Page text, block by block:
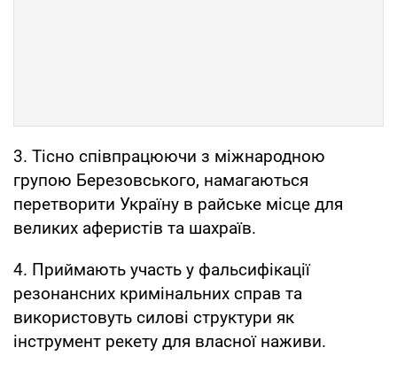
3. Тісно співпрацюючи з міжнародною
групою Березовського, намагаються
перетворити Україну в райське місце для
великих аферистів та шахраїв.
4. Приймають участь у фальсифікації
резонансних кримінальних справ та
використовуть силові структури як
інструмент рекету для власної наживи.